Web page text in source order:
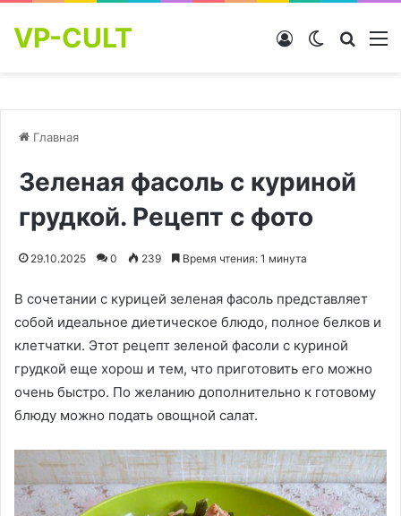
VP-CULT Switch skin
Войти
Главная
Зеленая фасоль с куриной
грудкой. Рецепт с фото
29.10.2025 0 239 Время чтения: 1 минута
В сочетании с курицей зеленая фасоль представляет
собой идеальное диетическое блюдо, полное белков и
клетчатки. Этот рецепт зеленой фасоли с куриной
грудкой еще хорош и тем, что приготовить его можно
очень быстро. По желанию дополнительно к готовому
блюду можно подать овощной салат.